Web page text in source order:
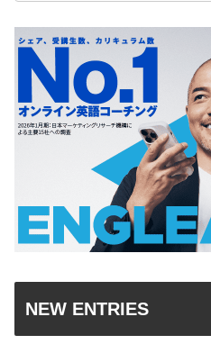
NEW ENTRIES